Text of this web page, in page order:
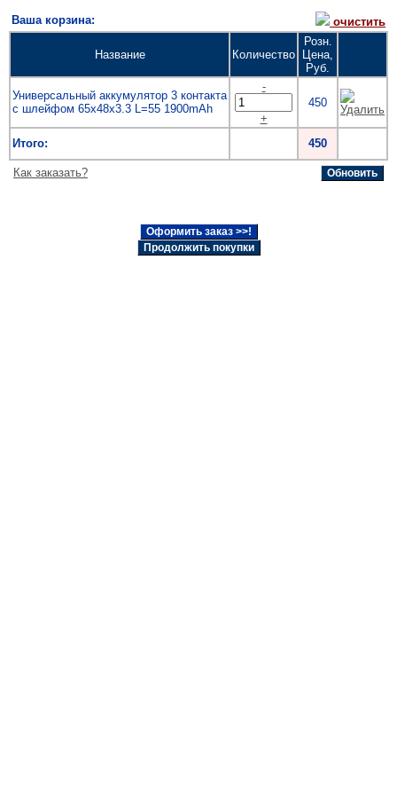
Ваша корзина: очистить
Название Количество
Розн.
Цена,
Руб.
Универсальный аккумулятор 3 контакта
с шлейфом 65x48x3.3 L=55 1900mAh
-
+
450
Итого: 450
Как заказать?